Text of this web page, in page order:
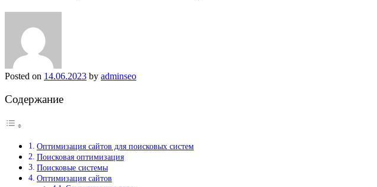
Posted on 14.06.2023 by adminseo
Содержание
Оптимизация сайтов для поисковых систем
Поисковая оптимизация
Поисковые системы
Оптимизация сайтов